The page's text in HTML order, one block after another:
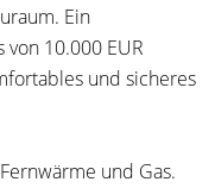
Ein
von 10.000 EUR
und sicheres
und Gas.